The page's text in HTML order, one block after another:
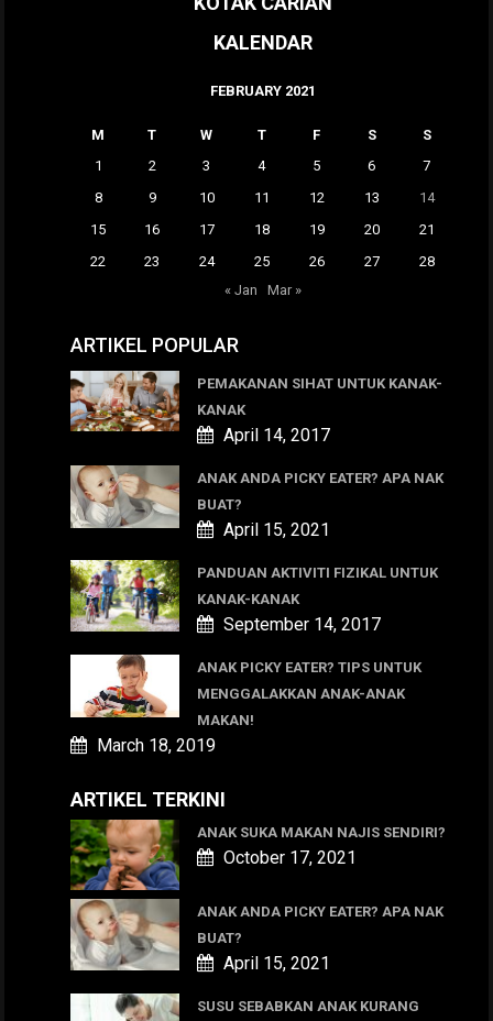
KALENDAR
FEBRUARY 2021
M T W T F S
S
1
2 3 4 5 6
7
8
9 10 11 12 13
14
15
16 17 18 19 20
21
22
23 24 25 26 27
28
« Jan
Mar »
ARTIKEL POPULAR
PEMAKANAN SIHAT UNTUK KANAK-
KANAK
April 14, 2017
ANAK ANDA PICKY EATER? APA NAK
BUAT?
April 15, 2021
PANDUAN AKTIVITI FIZIKAL UNTUK
KANAK-KANAK
September 14, 2017
ANAK PICKY EATER? TIPS UNTUK
MENGGALAKKAN ANAK-ANAK
MAKAN!
March 18, 2019
ARTIKEL TERKINI
ANAK SUKA MAKAN NAJIS SENDIRI?
October 17, 2021
ANAK ANDA PICKY EATER? APA NAK
BUAT?
April 15, 2021
SUSU SEBABKAN ANAK KURANG